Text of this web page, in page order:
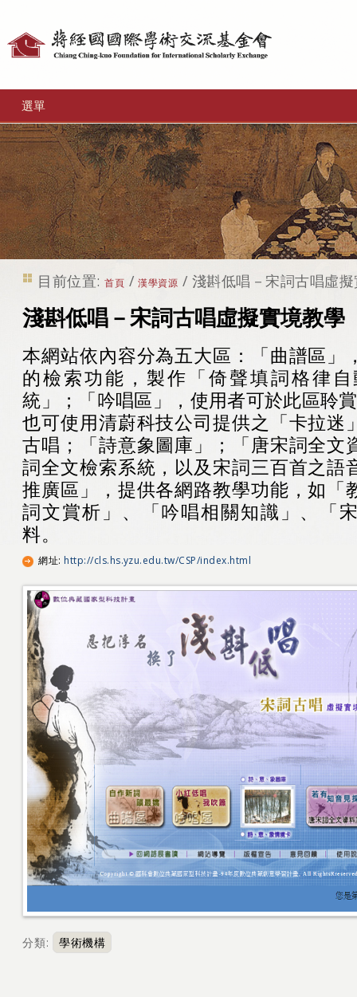
選單
目前位置: 首頁 /漢學資源 / 淺斟低唱－宋詞古唱虛
淺斟低唱－宋詞古唱虛擬實境教學
本網站依內容分為五大區：「曲譜區」
的檢索功能，製作「倚聲填詞格律
統」；「吟唱區」，使用者可於此區聆
也可使用清蔚科技公司提供之「卡拉迷
古唱；「詩意象圖庫」；「唐宋詞全文
詞全文檢索系統，以及宋詞三百首之語
推廣區」，提供各網路教學功能，如「
詞文賞析」、「吟唱相關知識」、「
料。
網址: http://cls.hs.yzu.edu.tw/CSP/index.html
分類: 學術機構